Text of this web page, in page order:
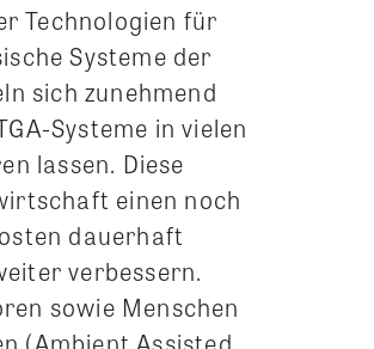
Technologien für
Systeme der
sich zunehmend
Systeme in vielen
lassen. Diese
einen noch
dauerhaft
verbessern.
sowie Menschen